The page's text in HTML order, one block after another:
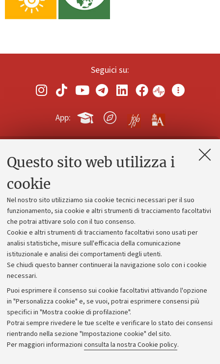
Questo sito web utilizza i
cookie
Nel nostro sito utilizziamo sia cookie tecnici necessari per il suo
funzionamento, sia cookie e altri strumenti di tracciamento facoltativi
che potrai attivare solo con il tuo consenso.
Cookie e altri strumenti di tracciamento facoltativi sono usati per
analisi statistiche, misure sull'efficacia della comunicazione
istituzionale e analisi dei comportamenti degli utenti.
Se chiudi questo banner continuerai la navigazione solo con i cookie
necessari.
Puoi esprimere il consenso sui cookie facoltativi attivando l'opzione
in "Personalizza cookie" e, se vuoi, potrai esprimere consensi più
specifici in "Mostra cookie di profilazione".
Potrai sempre rivedere le tue scelte e verificare lo stato dei consensi
rientrando nella sezione "Impostazione cookie" del sito.
Per maggiori informazioni consulta la nostra Cookie policy.
Seguici su:
App:
Contatti e PEC
Alumni community
Piano strategico
Bilanci
Donazioni e 5x1000
Bandi, gare e concorsi
Albo online
Amministrazione trasparente
Atti di notifica
Informazioni sul sito e accessibilità